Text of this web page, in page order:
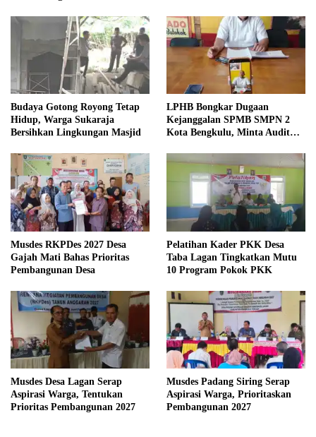
Budaya Gotong Royong Tetap
Hidup, Warga Sukaraja
Bersihkan Lingkungan Masjid
LPHB Bongkar Dugaan
Kejanggalan SPMB SMPN 2
Kota Bengkulu, Minta Audit
Musdes RKPDes 2027 Desa
Gajah Mati Bahas Prioritas
Pembangunan Desa
Pelatihan Kader PKK Desa
Taba Lagan Tingkatkan Mutu
10 Program Pokok PKK
Musdes Desa Lagan Serap
Aspirasi Warga, Tentukan
Prioritas Pembangunan 2027
Musdes Padang Siring Serap
Aspirasi Warga, Prioritaskan
Pembangunan 2027